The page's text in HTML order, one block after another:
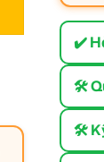
✔️
🛠
🛠